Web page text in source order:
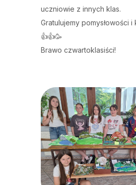
uczniowie z innych klas.
Gratulujemy pomysłowości i
👍👍🥳
Brawo czwartoklasiści!